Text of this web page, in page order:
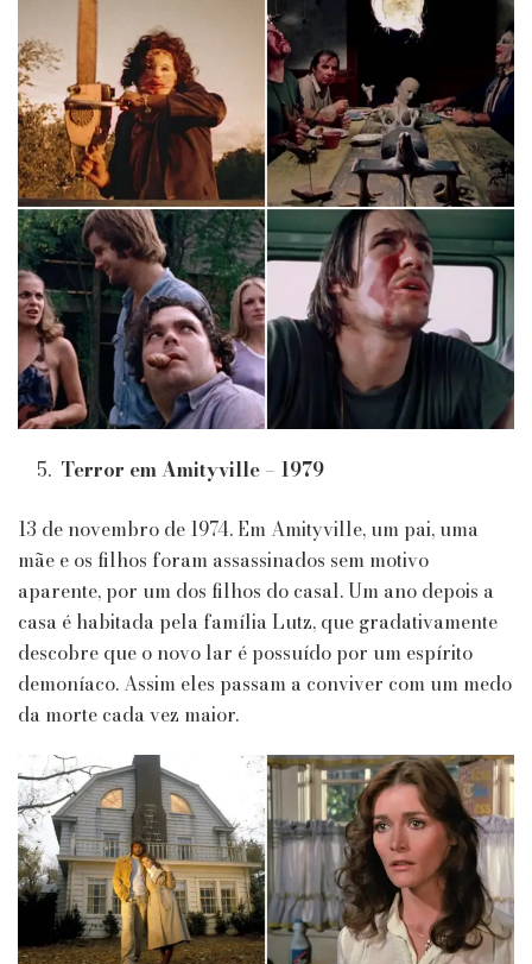
Terror em Amityville – 1979
13 de novembro de 1974. Em Amityville, um pai, uma
mãe e os filhos foram assassinados sem motivo
aparente, por um dos filhos do casal. Um ano depois a
casa é habitada pela família Lutz, que gradativamente
descobre que o novo lar é possuído por um espírito
demoníaco. Assim eles passam a conviver com um medo
da morte cada vez maior.